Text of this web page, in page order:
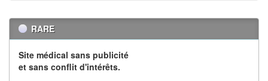
RARE
Site médical sans publicité
et sans conflit d'intérêts.